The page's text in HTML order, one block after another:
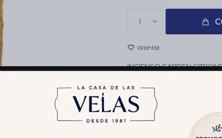
1
INCIENSO GARDEN
ARTESANAL HECHO A